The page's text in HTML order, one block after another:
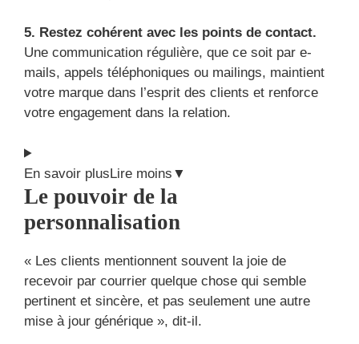
5. Restez cohérent avec les points de contact.
Une communication régulière, que ce soit par e-
mails, appels téléphoniques ou mailings, maintient
votre marque dans l’esprit des clients et renforce
votre engagement dans la relation.
En savoir plusLire moins ▼
Le pouvoir de la
personnalisation
« Les clients mentionnent souvent la joie de
recevoir par courrier quelque chose qui semble
pertinent et sincère, et pas seulement une autre
mise à jour générique », dit-il.